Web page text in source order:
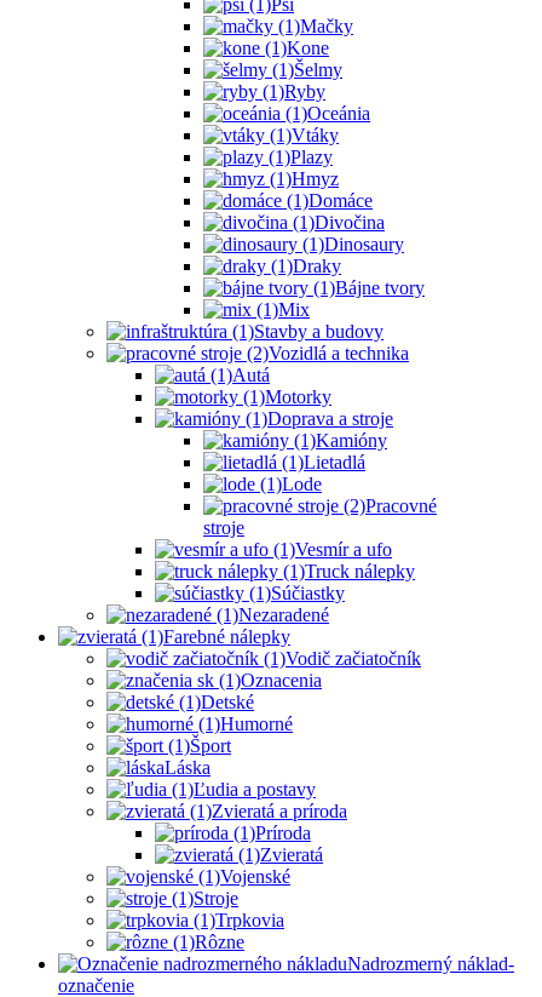
Psi
Mačky
Kone
Šelmy
Ryby
Oceánia
Vtáky
Plazy
Hmyz
Domáce
Divočina
Dinosaury
Draky
Bájne tvory
Mix
Stavby a budovy
Vozidlá a technika
Autá
Motorky
Doprava a stroje
Kamióny
Lietadlá
Lode
Pracovné
stroje
Vesmír a ufo
Truck nálepky
Súčiastky
Nezaradené
Farebné nálepky
Vodič začiatočník
Oznacenia
Detské
Humorné
Šport
Láska
Ľudia a postavy
Zvieratá a príroda
Príroda
Zvieratá
Vojenské
Stroje
Trpkovia
Rôzne
Nadrozmerný náklad-
označenie